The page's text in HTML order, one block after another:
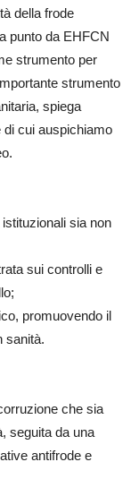
della frode
punto da EHFCN
strumento per
strumento
spiega
cui auspichiamo
sia non
sui controlli e
promuovendo il
sanità.
che sia
seguita da una
antifrode e